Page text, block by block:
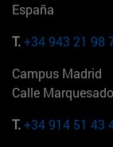
España
T.+34 943 21 98
Campus Madrid
Calle
T.+34 914 51 43